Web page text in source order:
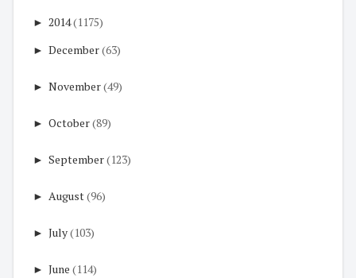
► 2014(1175)
► December(63)
► November(49)
► October(89)
► September(123)
► August(96)
► July(103)
► June (114)